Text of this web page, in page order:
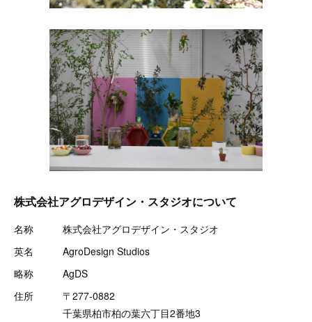
株式会社アグロデザイン・スタジオについて
名称 株式会社アグロデザイン・スタジオ
英名 AgroDesign Studios
略称 AgDS
住所 〒277-0882
千葉県柏市柏の葉六丁目2番地3